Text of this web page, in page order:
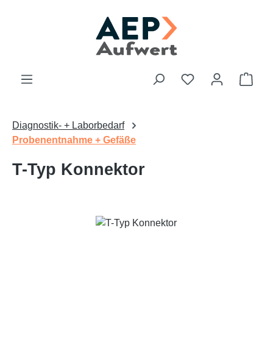
Du hast 0
Diagnostik- + Laborbedarf
Probenentnahme + Gefäße
T-Typ Konnektor
Bildergalerie überspringen